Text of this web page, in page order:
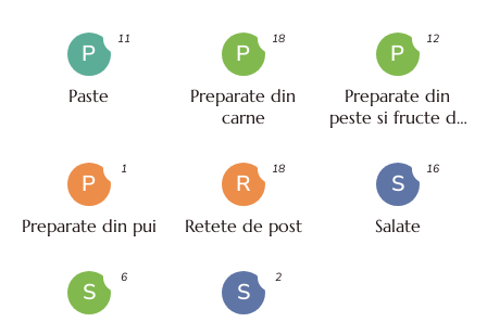
P
Paste
11
P
Preparate din
carne
18
P
Preparate din
peste si fructe de
12
P
Preparate din pui
1
R
Retete de post
18
S
Salate
16
S
6
S
2